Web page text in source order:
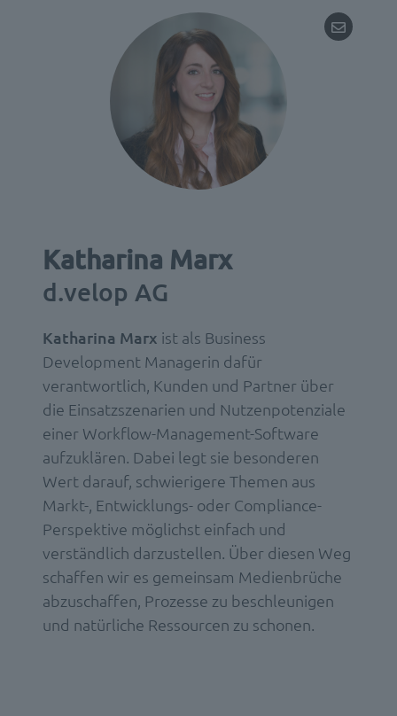
Katharina Marx
d.velop AG
Katharina Marx ist als Business
Development Managerin dafür
verantwortlich, Kunden und Partner über
die Einsatzszenarien und Nutzenpotenziale
einer Workflow-Management-Software
aufzuklären. Dabei legt sie besonderen
Wert darauf, schwierigere Themen aus
Markt-, Entwicklungs- oder Compliance-
Perspektive möglichst einfach und
verständlich darzustellen. Über diesen Weg
schaffen wir es gemeinsam Medienbrüche
abzuschaffen, Prozesse zu beschleunigen
und natürliche Ressourcen zu schonen.